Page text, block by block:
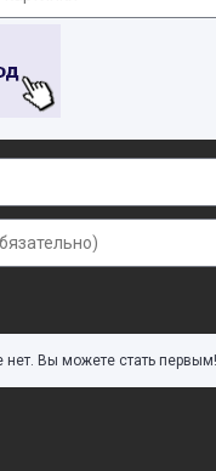
Вы можете стать первым!